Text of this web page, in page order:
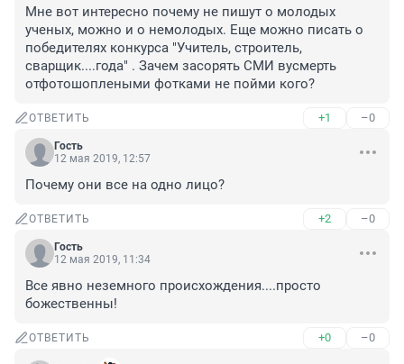
Мне вот интересно почему не пишут о молодых
ученых, можно и о немолодых. Еще можно писать о
победителях конкурса "Учитель, строитель,
сварщик....года" . Зачем засорять СМИ вусмерть
отфотошоплеными фотками не пойми кого?
ОТВЕТИТЬ +1 –0
Гость
12 мая 2019, 12:57
Почему они все на одно лицо?
ОТВЕТИТЬ +2 –0
Гость
12 мая 2019, 11:34
Все явно неземного происхождения....просто
божественны!
ОТВЕТИТЬ +0 –0